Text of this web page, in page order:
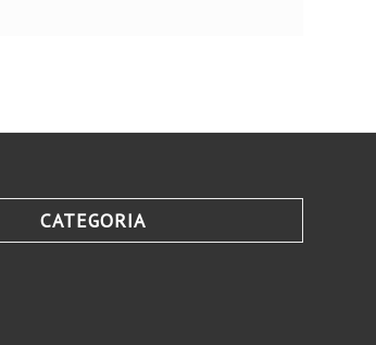
CATEGORIA